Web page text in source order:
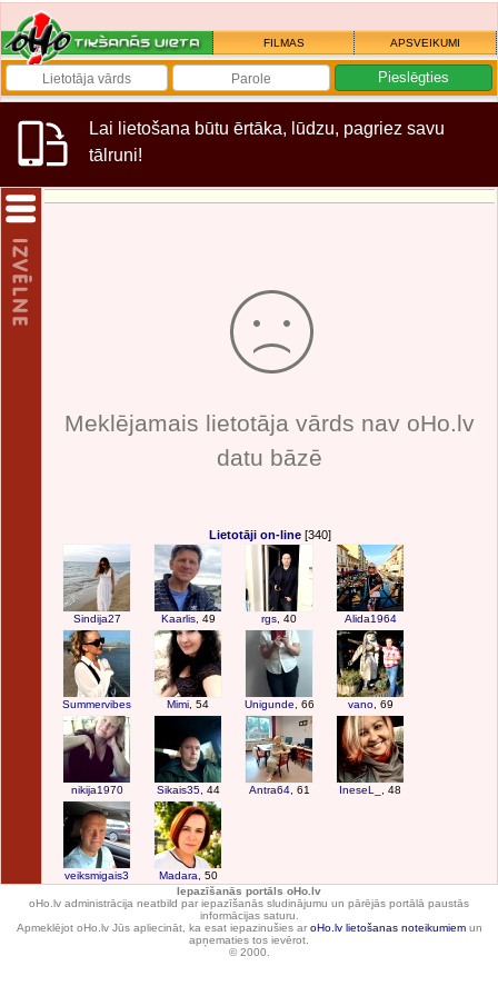
FILMAS APSVEIKUMI
Lai lietošana būtu ērtāka, lūdzu, pagriez savu
tālruni!
Meklējamais lietotāja vārds nav oHo.lv
datu bāzē
Lietotāji on-line[340]
Sindija27 Kaarlis, 49 rgs , 40 Alida1964
Summervibes Mimi , 54 Unigunde , 66 vano, 69
nikija1970 Sikais35, 44 Antra64, 61 IneseL_ , 48
veiksmigais3 Madara , 50
Iepazīšanās portāls oHo.lv
oHo.lv administrācija neatbild par iepazīšanās sludinājumu un pārējās portālā paustās
informācijas saturu.
Apmeklējot oHo.lv Jūs apliecināt, ka esat iepazinušies ar oHo.lv lietošanas noteikumiemun
apņematies tos ievērot.
© 2000.